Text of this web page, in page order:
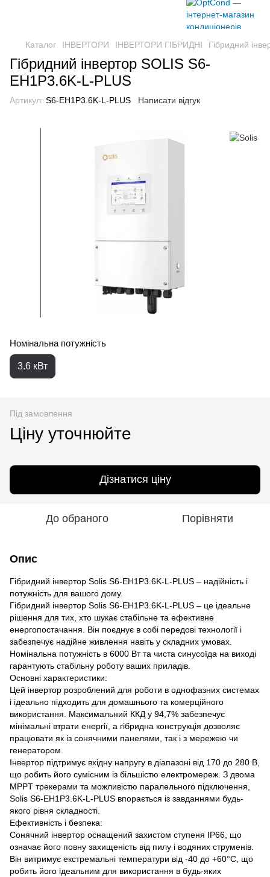
Каталог ІНВЕРТОРИ ІНВЕРТОРИ ГІБРИДНІ Гібридний
Гібридний інвертор SOLIS S6-
EH1P3.6K-L-PLUS
Артикул: S6-EH1P3.6K-L-PLUS Написати відгук
Номінальна потужність
3.6 кВт
Під замовлення
Ціну уточнюйте
Дізнатися ціну
До обраного Порівняти
Опис
Гібридний інвертор Solis S6-EH1P3.6K-L-PLUS – надійність і
потужність для вашого дому.
Гібридний інвертор Solis S6-EH1P3.6K-L-PLUS – це ідеальне
рішення для тих, хто шукає стабільне та ефективне
енергопостачання. Він поєднує в собі передові технології і
забезпечує надійне живлення навіть у складних умовах.
Номінальна потужність в 6000 Вт та чиста синусоїда на виході
гарантують стабільну роботу ваших приладів.
Основні характеристики:
Цей інвертор розроблений для роботи в однофазних системах
і ідеально підходить для домашнього та комерційного
використання. Максимальний ККД у 94,7% забезпечує
мінімальні втрати енергії, а гібридна конструкція дозволяє
працювати як із сонячними панелями, так і з мережею чи
генератором.
Інвертор підтримує вхідну напругу в діапазоні від 170 до 280 В,
що робить його сумісним із більшістю електромереж. З двома
MPPT трекерами та можливістю паралельного підключення,
Solis S6-EH1P3.6K-L-PLUS впорається із завданнями будь-
якого рівня складності.
Ефективність і безпека:
Сонячний інвертор оснащений захистом ступеня IP66, що
означає його повну захищеність від пилу і водяних струменів.
Він витримує екстремальні температури від -40 до +60°C, що
робить його ідеальним для використання в будь-яких